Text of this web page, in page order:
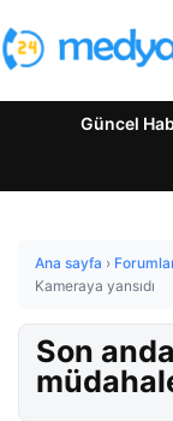
Güncel
Ana sayfa ›
Kameraya yansıdı
Son